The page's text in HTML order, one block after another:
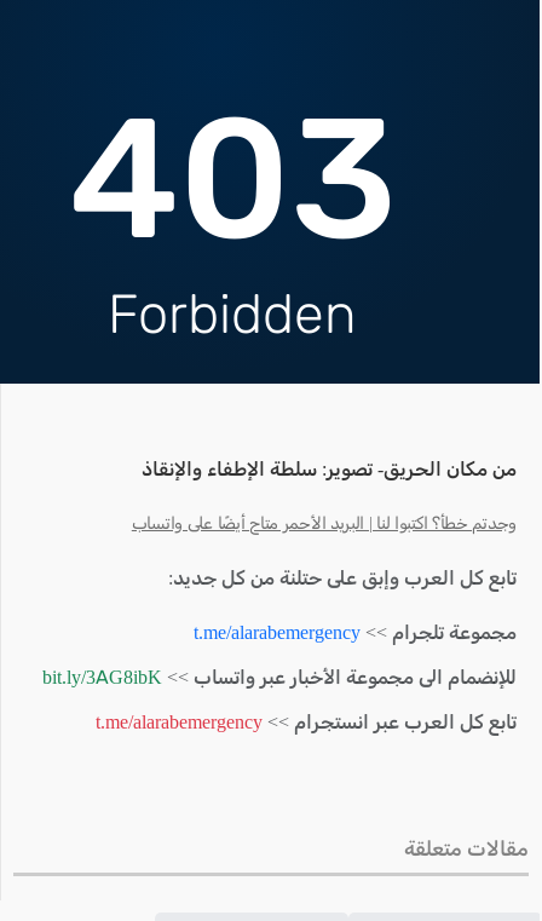
من مكان الحريق- تصوير: سلطة الإطفاء والإنقاذ
وجدتم خطأ؟ اكتبوا لنا | البريد الأحمر متاح أيضًا على واتساب
تابع كل العرب وإبق على حتلنة من كل جديد:
مجموعة تلجرام >> t.me/alarabemergency
للإنضمام الى مجموعة الأخبار عبر واتساب >> bit.ly/3AG8ibK
تابع كل العرب عبر انستجرام >> t.me/alarabemergency
مقالات متعلقة